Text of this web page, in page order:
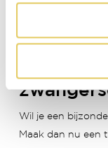
Zara
Maak
Wil je een
Maak dan nu een